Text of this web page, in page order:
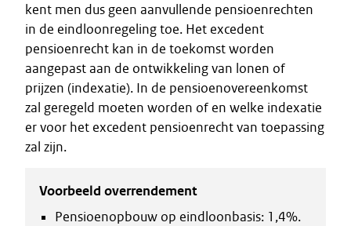
kent men dus geen aanvullende pensioenrechten
in de eindloonregeling toe. Het excedent
pensioenrecht kan in de toekomst worden
aangepast aan de ontwikkeling van lonen of
prijzen (indexatie). In de pensioenovereenkomst
zal geregeld moeten worden of en welke indexatie
er voor het excedent pensioenrecht van toepassing
zal zijn.
Voorbeeld overrendement
Pensioenopbouw op eindloonbasis: 1,4%.